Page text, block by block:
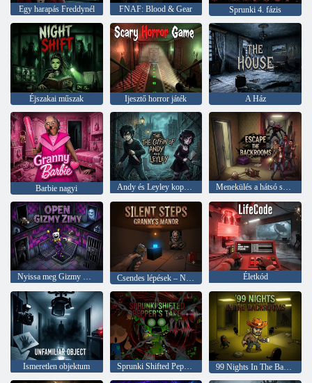
Egy harapás Freddynél FNAF: Blood & Gear Sprunki 4. fázis
Éjszakai műszak Ijesztő horror játék A Ház
Barbie nagyi Andy és Leyley koporsója Menekülés a hátsó szobákból
Nyissa meg Gizmy Zimyt Csendes lépések – Nagyi kastélya Életkód
Ismeretlen objektum Sprunki Shifted Pepper’s Take 99 Nights In The Backrooms